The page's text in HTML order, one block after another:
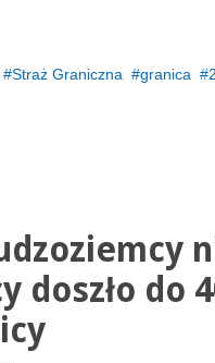
Straż Graniczna granica
doszło do